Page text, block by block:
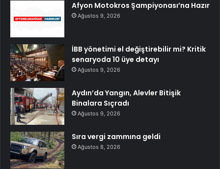
Afyon Motokros Şampiyonası’na Hazır
Ağustos 9, 2026
İBB yönetimi el değiştirebilir mi? Kritik
senaryoda 10 üye detayı
Ağustos 9, 2026
Aydın’da Yangın, Alevler Bitişik
Binalara Sıçradı
Ağustos 9, 2026
Sıra vergi zammına geldi
Ağustos 8, 2026